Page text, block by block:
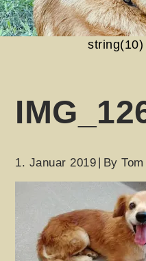
1. Januar 2019 By